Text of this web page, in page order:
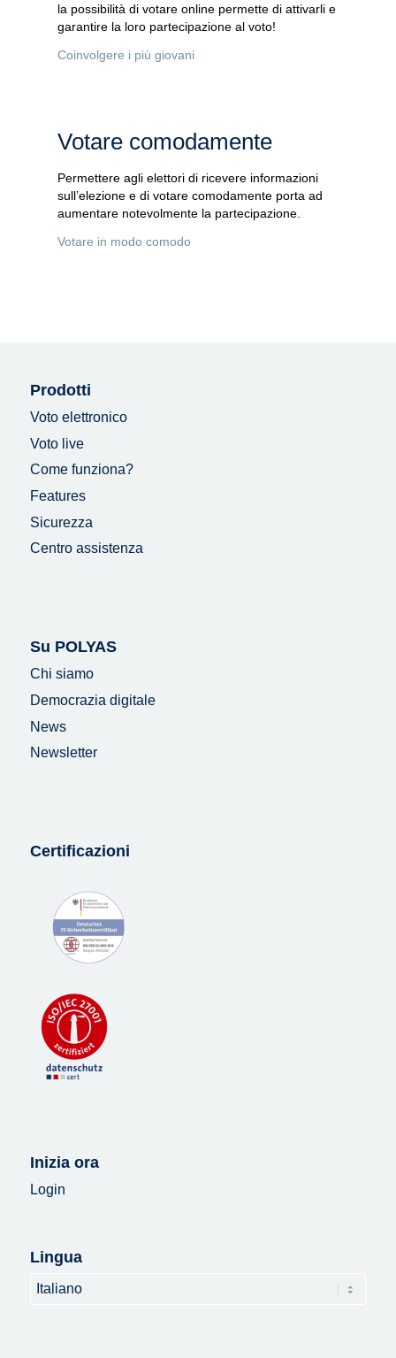
la possibilità di votare online permette di attivarli e
garantire la loro partecipazione al voto!
Coinvolgere i più giovani
Votare comodamente
Permettere agli elettori di ricevere informazioni
sull’elezione e di votare comodamente porta ad
aumentare notevolmente la partecipazione.
Votare in modo comodo
Prodotti
Voto elettronico
Voto live
Come funziona?
Features
Sicurezza
Centro assistenza
Su POLYAS
Chi siamo
Democrazia digitale
News
Newsletter
Certificazioni
Inizia ora
Login
Lingua
Lingua